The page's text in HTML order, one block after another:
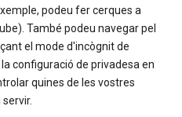
podeu fer cerques a
També podeu navegar pel
el mode d'incògnit de
configuració de privadesa en
quines de les vostres